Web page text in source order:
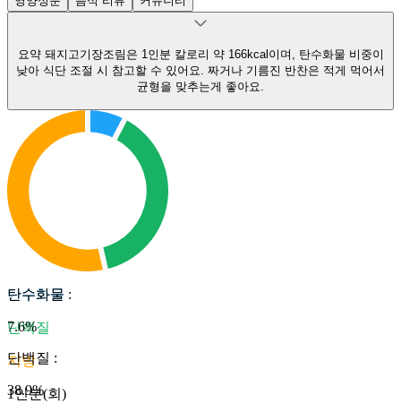
요약 돼지고기장조림은 1인분 칼로리 약 166kcal이며, 탄수화물 비중이
낮아 식단 조절 시 참고할 수 있어요. 짜거나 기름진 반찬은 적게 먹어서
균형을 맞추는게 좋아요.
탄수화물
단백질
지방
1인분(회)
탄수화물 :
7.6%
단백질 :
38.9%